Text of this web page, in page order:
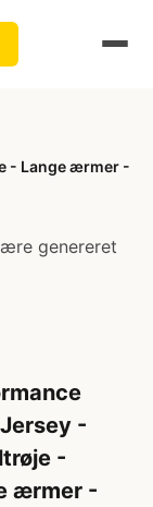
- Lange ærmer -
genereret
-
-
ærmer -